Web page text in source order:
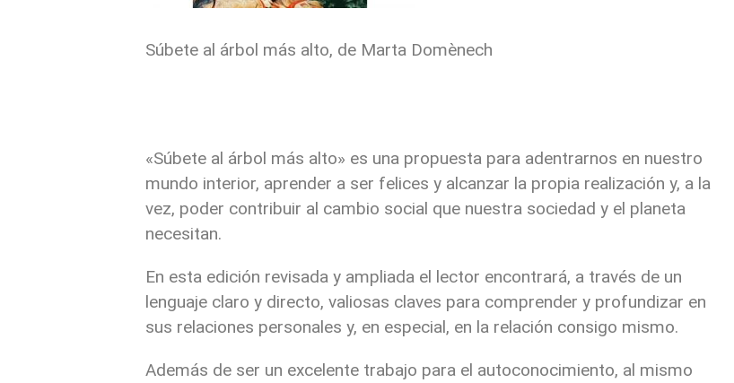
Súbete al árbol más alto, de Marta Domènech
«Súbete al árbol más alto» es una propuesta para adentrarnos en nuestro
mundo interior, aprender a ser felices y alcanzar la propia realización y, a la
vez, poder contribuir al cambio social que nuestra sociedad y el planeta
necesitan.
En esta edición revisada y ampliada el lector encontrará, a través de un
lenguaje claro y directo, valiosas claves para comprender y profundizar en
sus relaciones personales y, en especial, en la relación consigo mismo.
Además de ser un excelente trabajo para el autoconocimiento, al mismo